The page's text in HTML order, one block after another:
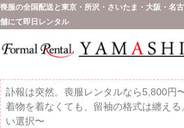
喪服の全国配送と東京・所沢・さいたま・大阪・名
舗にて即日レンタル
訃報は突然。喪服レンタルなら5,800円
着物を着なくても、留袖の格式は纏え
い選択〜